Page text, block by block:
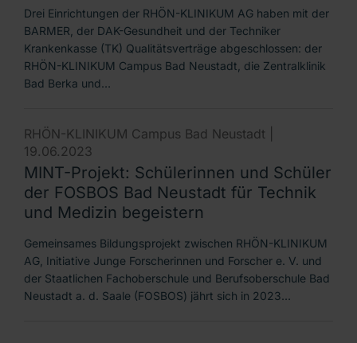
Drei Einrichtungen der RHÖN-KLINIKUM AG haben mit der
BARMER, der DAK-Gesundheit und der Techniker
Krankenkasse (TK) Qualitätsverträge abgeschlossen: der
RHÖN-KLINIKUM Campus Bad Neustadt, die Zentralklinik
Bad Berka und…
RHÖN-KLINIKUM Campus Bad Neustadt |
19.06.2023
MINT-Projekt: Schülerinnen und Schüler
der FOSBOS Bad Neustadt für Technik
und Medizin begeistern
Gemeinsames Bildungsprojekt zwischen RHÖN-KLINIKUM
AG, Initiative Junge Forscherinnen und Forscher e. V. und
der Staatlichen Fachoberschule und Berufsoberschule Bad
Neustadt a. d. Saale (FOSBOS) jährt sich in 2023…